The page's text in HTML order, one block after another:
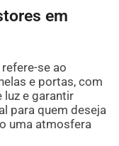
em
se ao
e portas, com
luz e garantir
para quem deseja
uma atmosfera